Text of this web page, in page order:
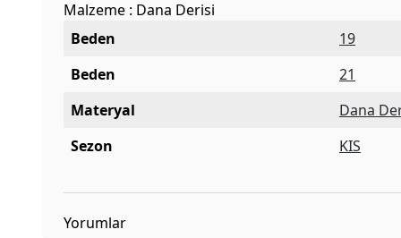
Malzeme : Dana Derisi
Beden
19
Beden
21
Materyal
Dana
Sezon
KIS
Yorumlar